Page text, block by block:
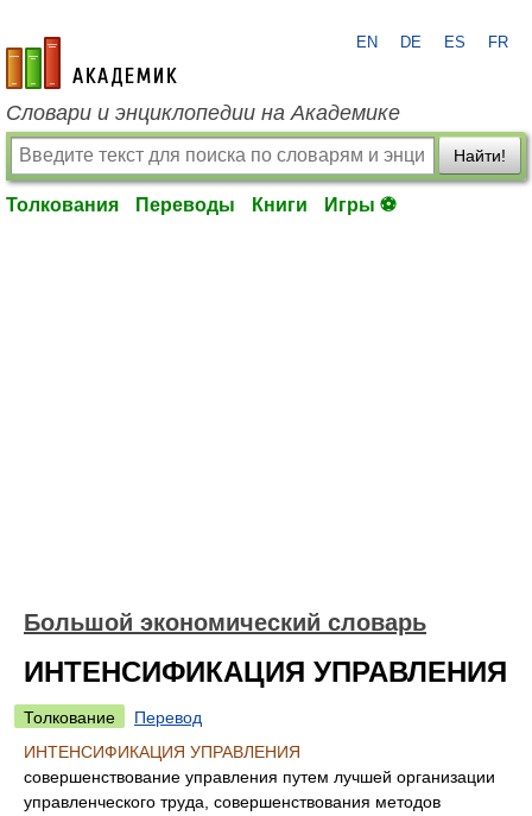
academic.ru
EN DE ES FR
Словари и энциклопедии на Академике
Найти!
Толкования Переводы Книги Игры ⚽
Большой экономический словарь
ИНТЕНСИФИКАЦИЯ УПРАВЛЕНИЯ
Толкование
Перевод
ИНТЕНСИФИКАЦИЯ УПРАВЛЕНИЯ
совершенствование управления путем лучшей организации
управленческого труда, совершенствования методов